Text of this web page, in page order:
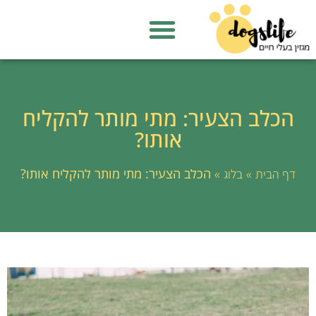
הכלב הצעיר: מתי מותר להקליח
אותו?
דף הבית »בלוג » הכלב הצעיר: מתי מותר להקליח אותו?